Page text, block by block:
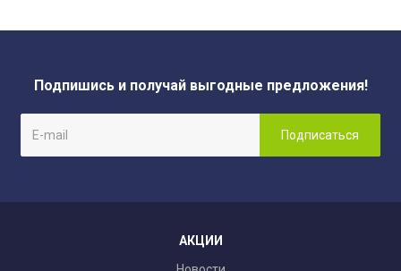
Подпишись и получай выгодные предложения!
АКЦИИ